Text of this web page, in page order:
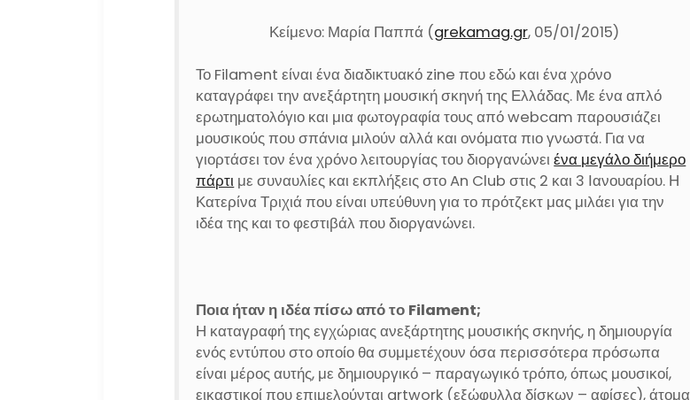
Κείμενο: Μαρία Παππά (grekamag.gr, 05/01/2015)
Το Filament είναι ένα διαδικτυακό zine που εδώ και ένα χρόνο
καταγράφει την ανεξάρτητη μουσική σκηνή της Ελλάδας. Με ένα απλό
ερωτηματολόγιο και μια φωτογραφία τους από webcam παρουσιάζει
μουσικούς που σπάνια μιλούν αλλά και ονόματα πιο γνωστά. Για να
γιορτάσει τον ένα χρόνο λειτουργίας του διοργανώνειένα μεγάλο διήμερο
πάρτι με συναυλίες και εκπλήξεις στο An Club στις 2 και 3 Ιανουαρίου. Η
Κατερίνα Τριχιά που είναι υπεύθυνη για το πρότζεκτ μας μιλάει για την
ιδέα της και το φεστιβάλ που διοργανώνει.
Ποια ήταν η ιδέα πίσω από το Filament;
Η καταγραφή της εγχώριας ανεξάρτητης μουσικής σκηνής, η δημιουργία
ενός εντύπου στο οποίο θα συμμετέχουν όσα περισσότερα πρόσωπα
είναι μέρος αυτής, με δημιουργικό – παραγωγικό τρόπο, όπως μουσικοί,
εικαστικοί που επιμελούνται artwork (εξώφυλλα δίσκων – αφίσες), άτομα